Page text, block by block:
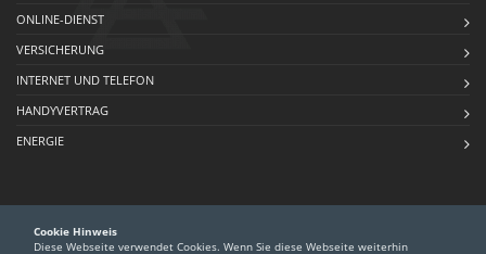
ONLINE-DIENST
VERSICHERUNG
INTERNET UND TELEFON
HANDYVERTRAG
ENERGIE
Cookie Hinweis
Diese Webseite verwendet Cookies. Wenn Sie diese Webseite weiterhin